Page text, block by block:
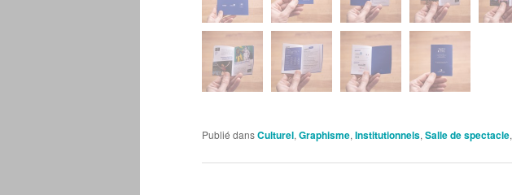
Publié dansCulturel, Graphisme, Institutionnels, Salle de spectacle,